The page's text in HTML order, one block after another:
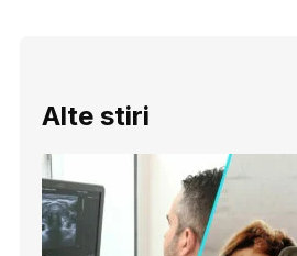
Alte stiri